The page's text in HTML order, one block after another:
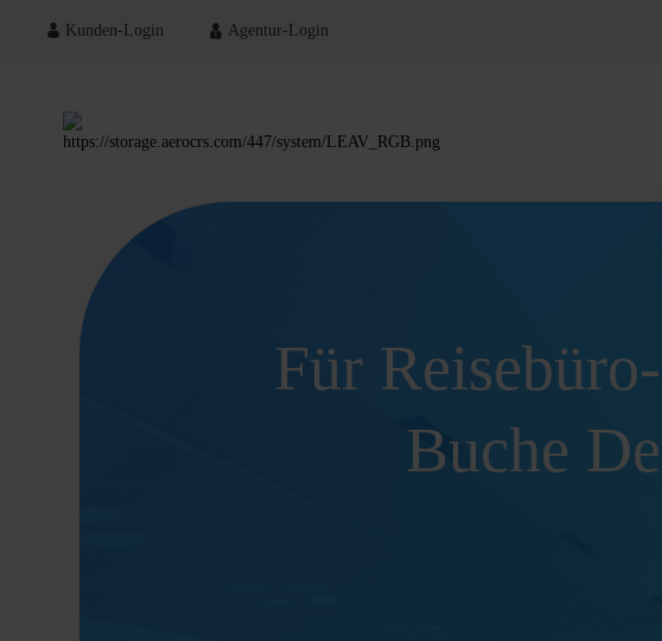
Kunden-Login Agentur-Login
Für
Buche